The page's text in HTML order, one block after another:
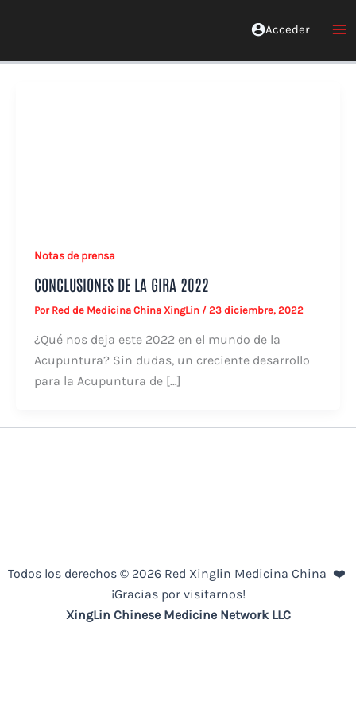
Acceder
Notas de prensa
CONCLUSIONES DE LA GIRA 2022
Por Red de Medicina China XingLin / 23 diciembre, 2022
¿Qué nos deja este 2022 en el mundo de la
Acupuntura? Sin dudas, un creciente desarrollo
para la Acupuntura de […]
Todos los derechos © 2026 Red Xinglin Medicina China ❤️
¡Gracias por visitarnos!
XingLin Chinese Medicine Network LLC